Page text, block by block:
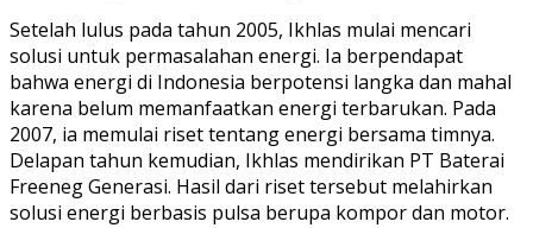
Setelah lulus pada tahun 2005, Ikhlas mulai mencari
solusi untuk permasalahan energi. Ia berpendapat
bahwa energi di Indonesia berpotensi langka dan mahal
karena belum memanfaatkan energi terbarukan. Pada
2007, ia memulai riset tentang energi bersama timnya.
Delapan tahun kemudian, Ikhlas mendirikan PT Baterai
Freeneg Generasi. Hasil dari riset tersebut melahirkan
solusi energi berbasis pulsa berupa kompor dan motor.